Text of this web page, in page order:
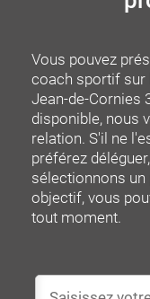
Vous pouvez
coach sportif sur
Jean-de-Cornies
disponible, nous
relation. S'il ne
préférez
sélectionnons un
objectif, vous
tout moment.